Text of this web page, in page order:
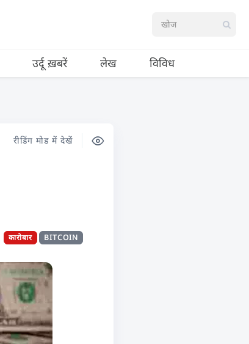
उर्दू ख़बरें लेख विविध
रीडिंग मोड में देखें
BITCOIN
कारोबार